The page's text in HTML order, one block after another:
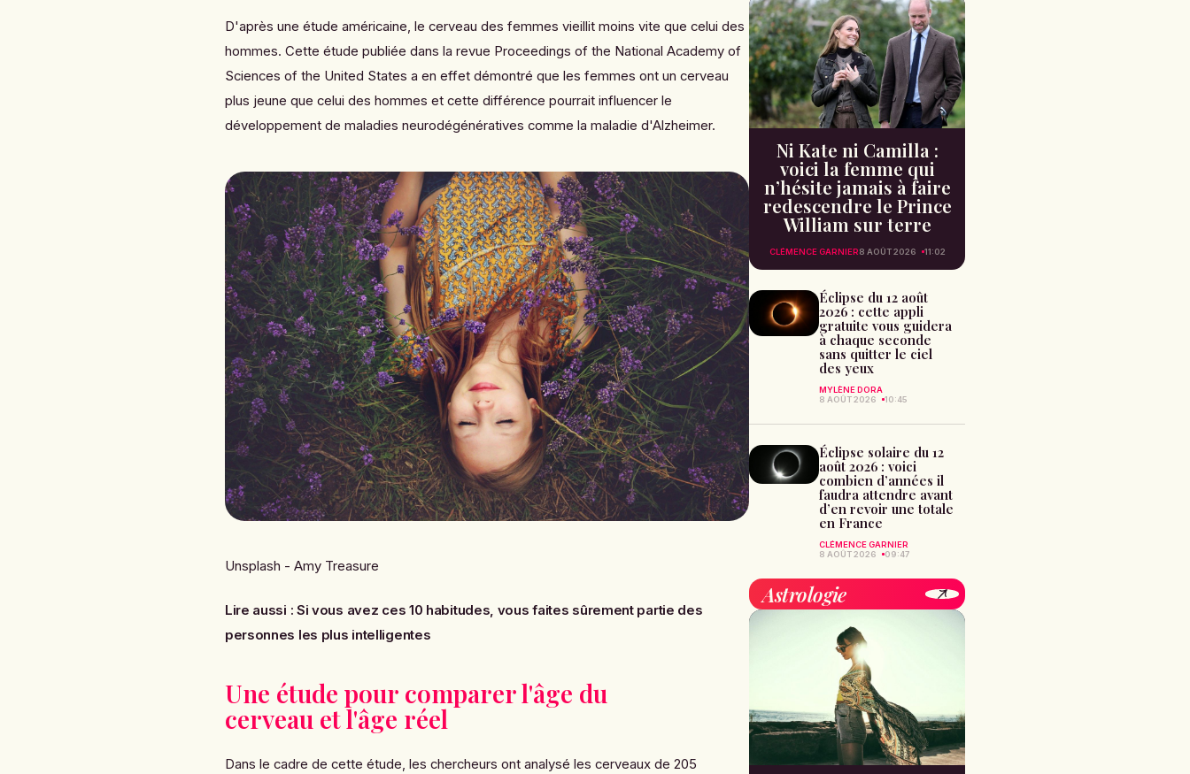
D'après une étude américaine, le cerveau des femmes vieillit moins vite que celui des
hommes. Cette étude publiée dans la revue Proceedings of the National Academy of
Sciences of the United States a en effet démontré que les femmes ont un cerveau
plus jeune que celui des hommes et cette différence pourrait influencer le
développement de maladies neurodégénératives comme la maladie d'Alzheimer.
Unsplash - Amy Treasure
Lire aussi : Si vous avez ces 10 habitudes, vous faites sûrement partie des
personnes les plus intelligentes
Une étude pour comparer l'âge du
cerveau et l'âge réel
Dans le cadre de cette étude, les chercheurs ont analysé les cerveaux de 205
Ni Kate ni Camilla :
voici la femme qui
n’hésite jamais à faire
redescendre le Prince
William sur terre
CLÉMENCE GARNIER8 AOÛT 2026 11:02
Éclipse du 12 août
2026 : cette appli
gratuite vous guidera
à chaque seconde
sans quitter le ciel
des yeux
MYLÈNE DORA
8 AOÛT 2026
10:45
Éclipse solaire du 12
août 2026 : voici
combien d’années il
faudra attendre avant
d’en revoir une totale
en France
CLÉMENCE GARNIER
8 AOÛT 2026
09:47
Astrologie